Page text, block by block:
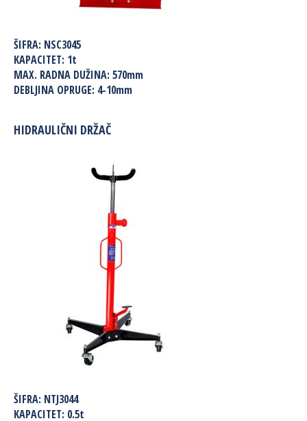
ŠIFRA: NSC3045
KAPACITET: 1t
MAX. RADNA DUŽINA: 570mm
DEBLJINA OPRUGE: 4-10mm
HIDRAULIČNI DRŽAČ
ŠIFRA: NTJ3044
KAPACITET: 0.5t